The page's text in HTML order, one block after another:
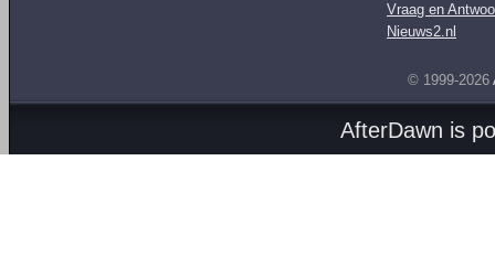
Vraag en
Nieuws2.nl
© 1999-2026
AfterDawn is